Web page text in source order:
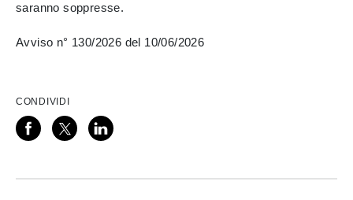
saranno soppresse.
Avviso n° 130/2026 del 10/06/2026
CONDIVIDI